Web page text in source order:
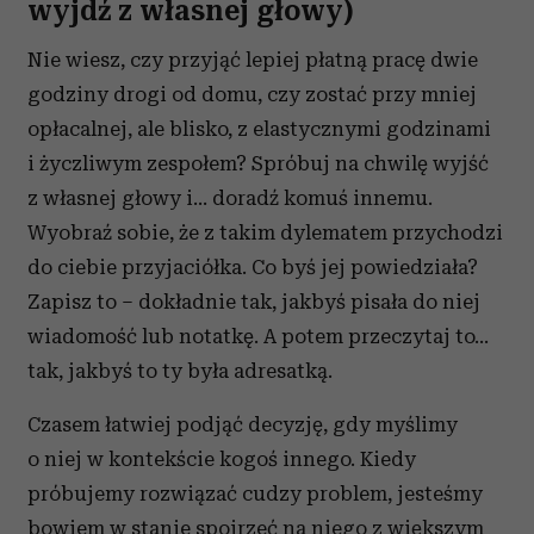
wyjdź z własnej głowy)
Nie wiesz, czy przyjąć lepiej płatną pracę dwie
godziny drogi od domu, czy zostać przy mniej
opłacalnej, ale blisko, z elastycznymi godzinami
i życzliwym zespołem? Spróbuj na chwilę wyjść
z własnej głowy i… doradź komuś innemu.
Wyobraź sobie, że z takim dylematem przychodzi
do ciebie przyjaciółka. Co byś jej powiedziała?
Zapisz to – dokładnie tak, jakbyś pisała do niej
wiadomość lub notatkę. A potem przeczytaj to…
tak, jakbyś to ty była adresatką.
Czasem łatwiej podjąć decyzję, gdy myślimy
o niej w kontekście kogoś innego. Kiedy
próbujemy rozwiązać cudzy problem, jesteśmy
bowiem w stanie spojrzeć na niego z większym